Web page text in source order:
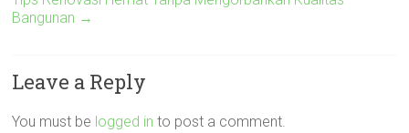
Bangunan →
Leave a Reply
You must be logged in to post a comment.